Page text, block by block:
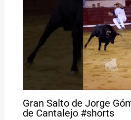
Gran Salto de Jorge
de Cantalejo #shorts